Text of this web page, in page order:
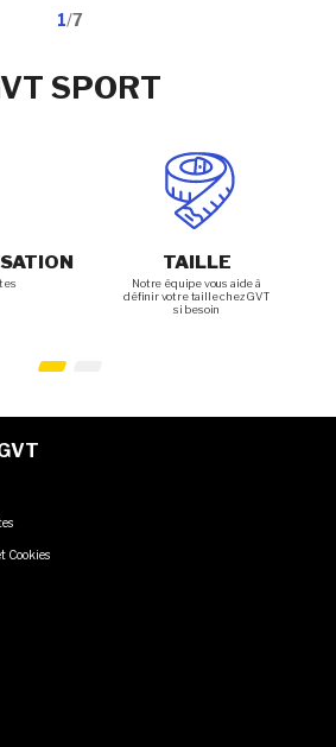
au panier
1/7
SPORT
TAILLE
Notre équipe vous aide à
définir votre taille chez GVT
si besoin
Cookies